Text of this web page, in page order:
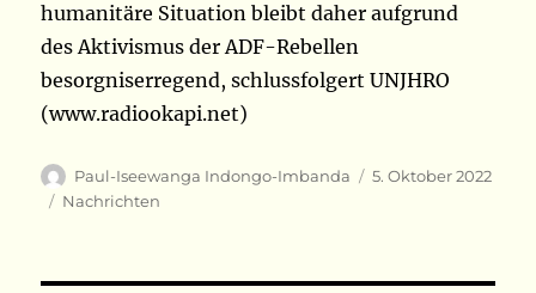
humanitäre Situation bleibt daher aufgrund
des Aktivismus der ADF-Rebellen
besorgniserregend, schlussfolgert UNJHRO
(www.radiookapi.net)
Autor
Paul-Iseewanga Indongo-Imbanda
Veröffentlicht
5. Oktober 2022
Kategorien
Nachrichten